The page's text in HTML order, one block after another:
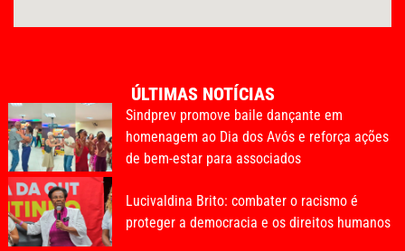
ÚLTIMAS NOTÍCIAS
Sindprev promove baile dançante em
homenagem ao Dia dos Avós e reforça ações
de bem-estar para associados
Lucivaldina Brito: combater o racismo é
proteger a democracia e os direitos humanos